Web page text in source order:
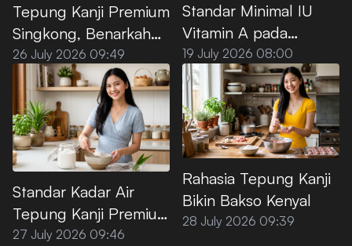
Tepung Kanji Premium
Singkong, Benarkah
100% Bebas Gluten?
26 July 2026 09:49
Standar Minimal IU
Vitamin A pada
Minyak Goreng Sawit
Premium
19 July 2026 08:00
Standar Kadar Air
Tepung Kanji Premium
agar Tidak
27 July 2026 09:46
Rahasia Tepung Kanji
Bikin Bakso Kenyal
28 July 2026 09:39